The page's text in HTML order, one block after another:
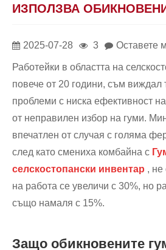
ИЗПОЛЗВА
2025-07-28 3 Оставете
Работейки в областта на
повече от 20 години, съм виждал
проблеми с ниска ефективност
от неправилен избор на гуми.
впечатлен от случая с голяма
след като смениха комбайна с
селскостопански инвентар , не
на работа се увеличи с 30%, но
също намаля с 15%.
Защо обикновените